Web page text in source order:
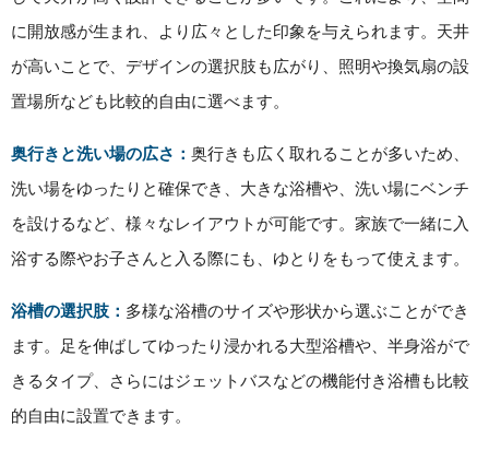
に開放感が生まれ、より広々とした印象を与えられます。天井
が高いことで、デザインの選択肢も広がり、照明や換気扇の設
置場所なども比較的自由に選べます。
奥行きと洗い場の広さ： 奥行きも広く取れることが多いため、
洗い場をゆったりと確保でき、大きな浴槽や、洗い場にベンチ
を設けるなど、様々なレイアウトが可能です。家族で一緒に入
浴する際やお子さんと入る際にも、ゆとりをもって使えます。
浴槽の選択肢： 多様な浴槽のサイズや形状から選ぶことができ
ます。足を伸ばしてゆったり浸かれる大型浴槽や、半身浴がで
きるタイプ、さらにはジェットバスなどの機能付き浴槽も比較
的自由に設置できます。